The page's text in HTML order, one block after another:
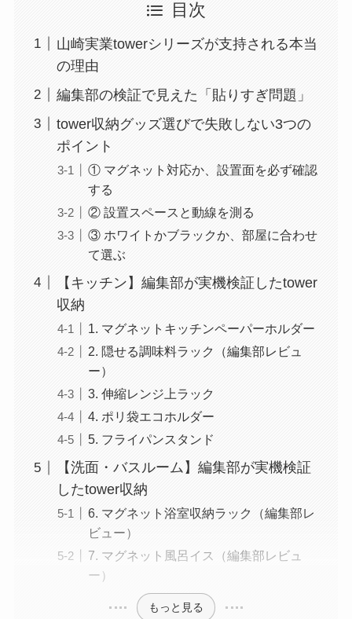
目次
山崎実業towerシリーズが支持される本当
の理由
編集部の検証で見えた「貼りすぎ問題」
tower収納グッズ選びで失敗しない3つの
ポイント
① マグネット対応か、設置面を必ず確認
する
② 設置スペースと動線を測る
③ ホワイトかブラックか、部屋に合わせ
て選ぶ
【キッチン】編集部が実機検証したtower
収納
1. マグネットキッチンペーパーホルダー
2. 隠せる調味料ラック（編集部レビュ
ー）
3. 伸縮レンジ上ラック
4. ポリ袋エコホルダー
5. フライパンスタンド
【洗面・バスルーム】編集部が実機検証
したtower収納
6. マグネット浴室収納ラック（編集部レ
ビュー）
7. マグネット風呂イス（編集部レビュ
ー）
もっと見る